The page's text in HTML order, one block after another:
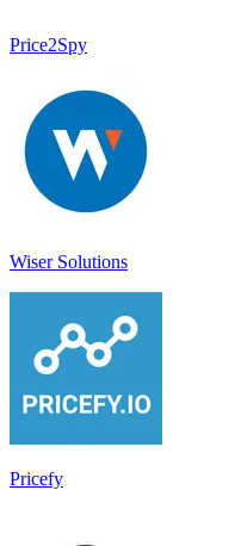
Price2Spy
Wiser Solutions
Pricefy